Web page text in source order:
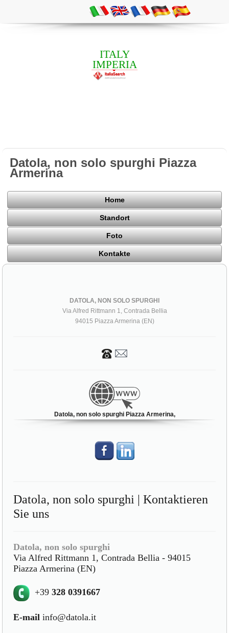
ITALY
IMPERIA
Datola, non solo spurghi Piazza
Armerina
Home
Standort
Foto
Kontakte
DATOLA, NON SOLO SPURGHI
Via Alfred Rittmann 1, Contrada Bellia
94015 Piazza Armerina (EN)
Datola, non solo spurghi Piazza Armerina,
Datola, non solo spurghi | Kontaktieren
Sie uns
Datola, non solo spurghi
Via Alfred Rittmann 1, Contrada Bellia - 94015
Piazza Armerina (EN)
+39328 0391667
E-mail info@datola.it